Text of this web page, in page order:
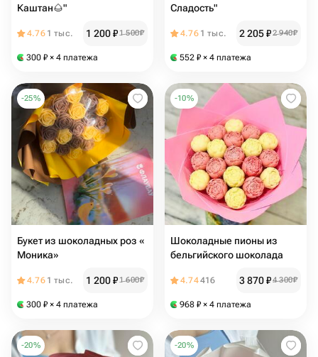
Каштан🌰"
4.76 1 тыс. 1 200₽1 500₽
300 ₽ × 4 платежа
Сладость"
4.76 1 тыс. 2 205₽2 940₽
552 ₽ × 4 платежа
-25%
Букет из шоколадных роз «
Моника»
4.76 1 тыс. 1 200₽1 600₽
300 ₽ × 4 платежа
-10%
Шоколадные пионы из
бельгийского шоколада
4.74416 3 870₽4 300₽
968 ₽ × 4 платежа
-20% -20%